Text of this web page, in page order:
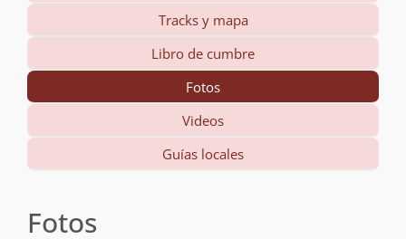
Tracks y mapa
Libro de cumbre
Fotos
Videos
Guías locales
Fotos